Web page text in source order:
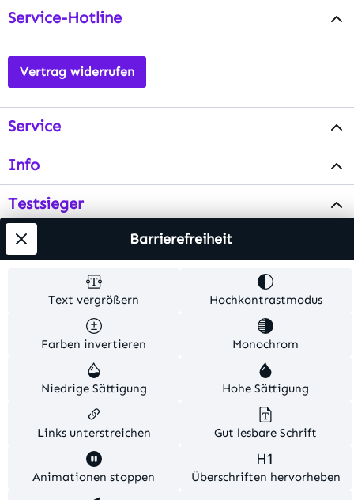
Service-Hotline
Vertrag widerrufen
Service
Info
Testsieger
Alle Preise inkl. gesetzl. Mehrwertsteuer zzgl.
Versandkosten
. Alle Artikelangaben sind
Herstellerangaben und ohne Gewähr.
© 2026 MKV24 – Alle Rechte vorbehalten. Theme by
Text vergrößern Hochkontrastmodus
Farben invertieren Monochrom
Niedrige Sättigung Hohe Sättigung
Links unterstreichen Gut lesbare Schrift
Animationen stoppen Überschriften hervorheben
Barrierefreiheit
Diese Website verwendet Cookies, um eine bestmögliche
Erfahrung bieten zu können.